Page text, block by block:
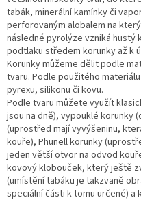
tabák, minerální kamínky či
perforovaným alobalem na
následné pyrolýze vzniká hustý
podtlaku středem korunky až k
Korunky můžeme dělit podle
tvaru. Podle použitého
pyrexu, silikonu či kovu.
Podle tvaru můžete využít
jsou na dně), vypouklé korunky
(uprostřed mají vyvýšeninu,
kouře), Phunell korunky
jeden větší otvor na odvod
kovový klobouček, který ještě
(umístění tabáku je takzvaně
speciální části k tomu určené) a